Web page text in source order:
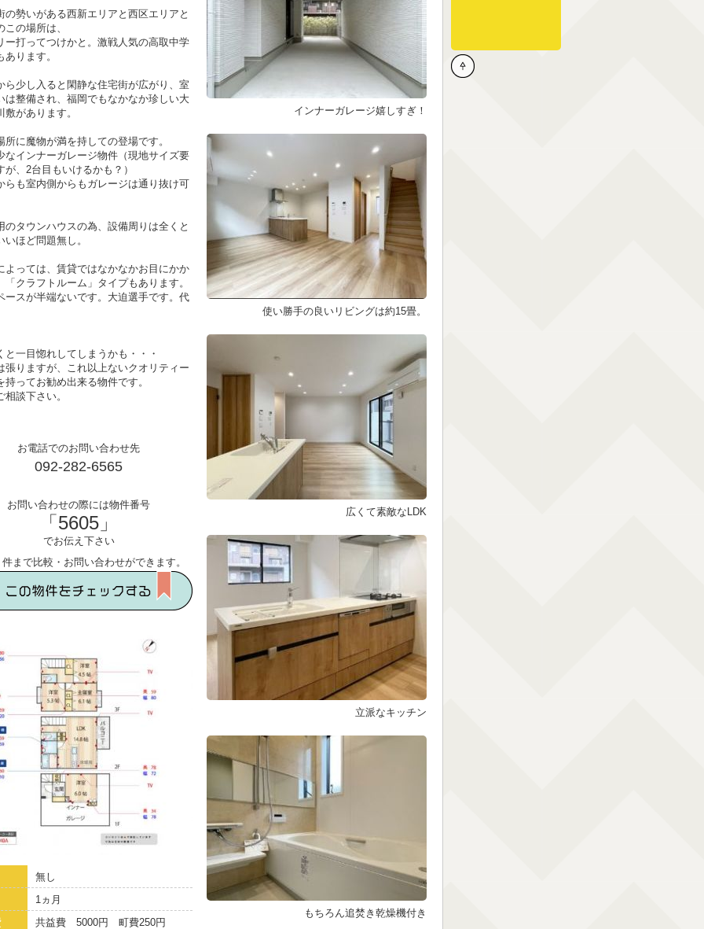
の勢いがある西新エリアと西区エリアと
この場所は、
ー打ってつけかと。激戦人気の高取中学
あります。
ら少し入ると閑静な住宅街が広がり、室
は整備され、福岡でもなかなか珍しい大
敷があります。
所に魔物が満を持しての登場です。
なインナーガレージ物件（現地サイズ要
が、2台目もいけるかも？）
らも室内側からもガレージは通り抜け可
のタウンハウスの為、設備周りは全くと
いほど問題無し。
よっては、賃貸ではなかなかお目にかか
「クラフトルーム」タイプもあります。
ースが半端ないです。大迫選手です。代
と一目惚れしてしまうかも・・・
張りますが、これ以上ないクオリティー
持ってお勧め出来る物件です。
相談下さい。
お電話でのお問い合わせ先
092-282-6565
お問い合わせの際には物件番号
「5605」
でお伝え下さい
まで比較・お問い合わせができます。
無し
1ヵ月
共益費 5000円 町費250円
インナーガレージ嬉しすぎ！
使い勝手の良いリビングは約15畳。
広くて素敵なLDK
立派なキッチン
もちろん追焚き乾燥機付き